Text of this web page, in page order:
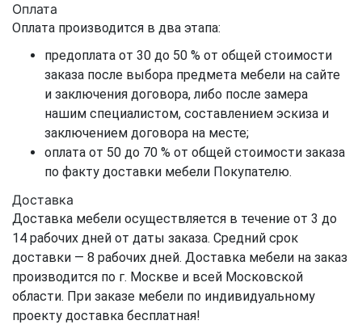
Оплата
Оплата производится в два этапа:
предоплата от 30 до 50 % от общей стоимости
заказа после выбора предмета мебели на сайте
и заключения договора, либо после замера
нашим специалистом, составлением эскиза и
заключением договора на месте;
оплата от 50 до 70 % от общей стоимости заказа
по факту доставки мебели Покупателю.
Доставка
Доставка мебели осуществляется в течение от 3 до
14 рабочих дней от даты заказа. Средний срок
доставки — 8 рабочих дней. Доставка мебели на заказ
производится по г. Москве и всей Московской
области. При заказе мебели по индивидуальному
проекту доставка бесплатная!